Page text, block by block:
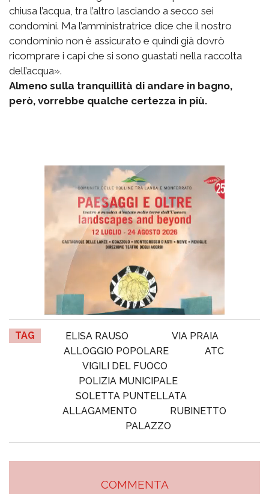
chiusa l’acqua, tra l’altro lasciando a secco sei
condomini. Ma l’amministratrice dice che il nostro
condominio non è assicurato e quindi già dovrò
ricomprare i capi che si sono guastati nella raccolta
dell’acqua».
Almeno sulla tranquillità di andare in bagno,
però, vorrebbe qualche certezza in più.
TAG ELISA RAUSO
VIA PRAIA
ALLOGGIO POPOLARE
ATC
VIGILI DEL FUOCO
POLIZIA MUNICIPALE
SOLETTA PUNTELLATA
ALLAGAMENTO
RUBINETTO
PALAZZO
COMMENTA